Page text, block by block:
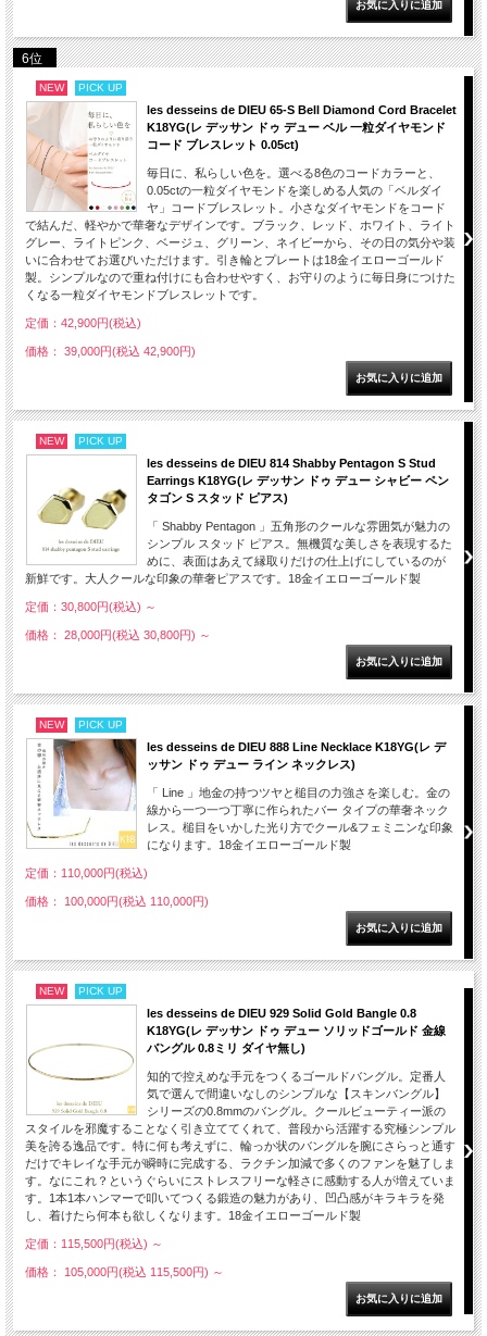
6位
NEW PICK UP
les desseins de DIEU 65-S Bell Diamond Cord Bracelet
K18YG(レ デッサン ドゥ デュー ベル 一粒ダイヤモンド
コード ブレスレット 0.05ct)
毎日に、私らしい色を。選べる8色のコードカラーと、
0.05ctの一粒ダイヤモンドを楽しめる人気の「ベルダイ
ヤ」コードブレスレット。小さなダイヤモンドをコード
で結んだ、軽やかで華奢なデザインです。ブラック、レッド、ホワイト、ライト
グレー、ライトピンク、ベージュ、グリーン、ネイビーから、その日の気分や装
いに合わせてお選びいただけます。引き輪とプレートは18金イエローゴールド
製。シンプルなので重ね付けにも合わせやすく、お守りのように毎日身につけた
くなる一粒ダイヤモンドブレスレットです。
定価：42,900円(税込)
価格： 39,000円(税込 42,900円)
NEW PICK UP
les desseins de DIEU 814 Shabby Pentagon S Stud
Earrings K18YG(レ デッサン ドゥ デュー シャビー ペン
タゴン S スタッド ピアス)
「 Shabby Pentagon 」五角形のクールな雰囲気が魅力の
シンプル スタッド ピアス。無機質な美しさを表現するた
めに、表面はあえて縁取りだけの仕上げにしているのが
新鮮です。大人クールな印象の華奢ピアスです。18金イエローゴールド製
定価：30,800円(税込) ～
価格： 28,000円(税込 30,800円) ～
NEW PICK UP
les desseins de DIEU 888 Line Necklace K18YG(レ デ
ッサン ドゥ デュー ライン ネックレス)
「 Line 」地金の持つツヤと槌目の力強さを楽しむ。金の
線から一つ一つ丁寧に作られたバー タイプの華奢ネック
レス。槌目をいかした光り方でクール&フェミニンな印象
になります。18金イエローゴールド製
定価：110,000円(税込)
価格： 100,000円(税込 110,000円)
NEW PICK UP
les desseins de DIEU 929 Solid Gold Bangle 0.8
K18YG(レ デッサン ドゥ デュー ソリッドゴールド 金線
バングル 0.8ミリ ダイヤ無し)
知的で控えめな手元をつくるゴールドバングル。定番人
気で選んで間違いなしのシンプルな【スキンバングル】
シリーズの0.8mmのバングル。クールビューティー派の
スタイルを邪魔することなく引き立ててくれて、普段から活躍する究極シンプル
美を誇る逸品です。特に何も考えずに、輪っか状のバングルを腕にさらっと通す
だけでキレイな手元が瞬時に完成する、ラクチン加減で多くのファンを魅了しま
す。なにこれ？というぐらいにストレスフリーな軽さに感動する人が増えていま
す。1本1本ハンマーで叩いてつくる鍛造の魅力があり、凹凸感がキラキラを発
し、着けたら何本も欲しくなります。18金イエローゴールド製
定価：115,500円(税込) ～
価格： 105,000円(税込 115,500円) ～